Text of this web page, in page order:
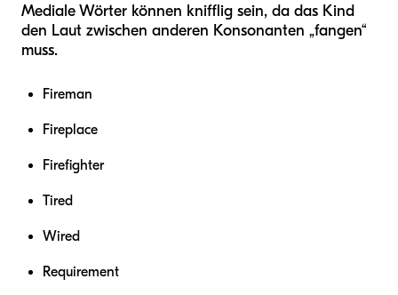
Mediale Wörter können knifflig sein, da das Kind
den Laut zwischen anderen Konsonanten „fangen“
muss.
Fireman
Fireplace
Firefighter
Tired
Wired
Requirement